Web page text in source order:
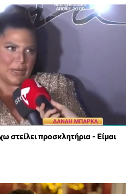
προσκλητήρια - Είμαι